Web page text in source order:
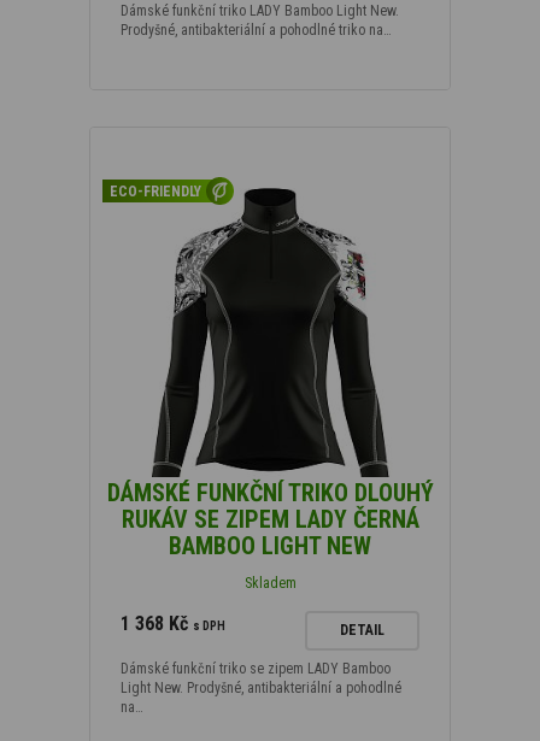
Dámské funkční triko LADY Bamboo Light New.
Prodyšné, antibakteriální a pohodlné triko na…
ECO-FRIENDLY
DÁMSKÉ FUNKČNÍ TRIKO DLOUHÝ
RUKÁV SE ZIPEM LADY ČERNÁ
BAMBOO LIGHT NEW
Skladem
1 368 Kč s DPH DETAIL
Dámské funkční triko se zipem LADY Bamboo
Light New. Prodyšné, antibakteriální a pohodlné
na…